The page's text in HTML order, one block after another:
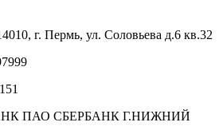
г. Пермь, ул. Соловьева д.6 кв.32
ПАО СБЕРБАНК Г.НИЖНИЙ